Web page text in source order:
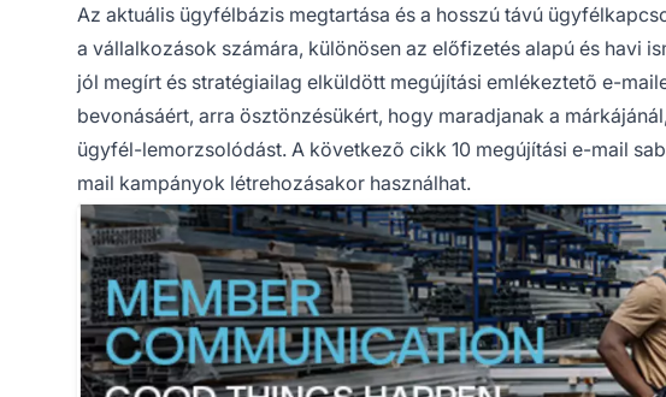
Az aktuális ügyfélbázis megtartása és a hosszú távú
a vállalkozások számára, különösen az előfizetés alapú és havi
jól megírt és stratégiailag elküldött megújítási emlékeztetõ e-
bevonásáért, arra ösztönzésükért, hogy maradjanak a
ügyfél-lemorzsolódást. A következõ cikk 10 megújítási e-mail
mail kampányok létrehozásakor használhat.